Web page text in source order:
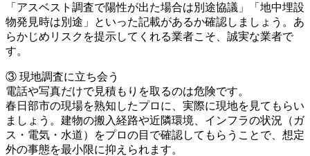
「アスベスト調査で陽性が出た場合は別途協議」「地中埋設
物発見時は別途」といった記載があるか確認しましょう。あ
らかじめリスクを提示してくれる業者こそ、誠実な業者で
す。
③ 現地調査に立ち会う
電話や写真だけで見積もりを取るのは危険です。
春日部市の現場を熟知したプロに、実際に現地を見てもらい
ましょう。建物の搬入経路や近隣環境、インフラの状況（ガ
ス・電気・水道）をプロの目で確認してもらうことで、想定
外の事態を最小限に抑えられます。